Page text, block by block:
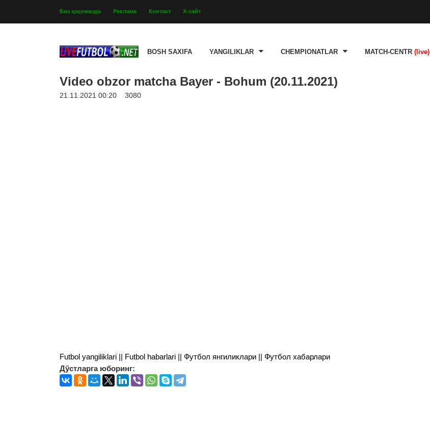
Биз ҳақимизда Реклама Контакт Х-сайт
BOSH SAXIFA YANGILIKLAR CHEMPIONATLAR MATCH-CENTR (live)
Video obzor matcha Bayer - Bohum (20.11.2021)
21.11.2021 00:20 3080
Futbol yangiliklari || Futbol habarlari || Футбол янгиликлари || Футбол хабарлари
Дўстларга юборинг: